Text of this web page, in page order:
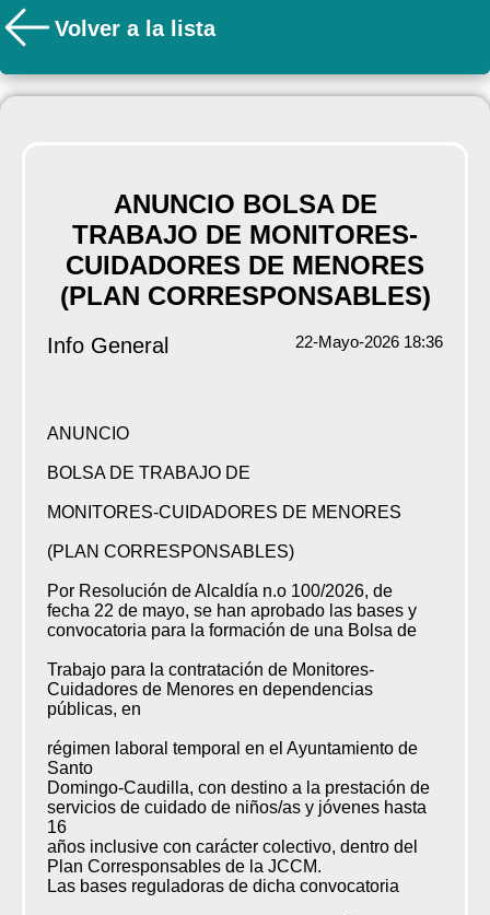
Volver a la lista
ANUNCIO BOLSA DE
TRABAJO DE MONITORES-
CUIDADORES DE MENORES
(PLAN CORRESPONSABLES)
Info General 22-Mayo-2026 18:36
ANUNCIO
BOLSA DE TRABAJO DE
MONITORES-CUIDADORES DE MENORES
(PLAN CORRESPONSABLES)
Por Resolución de Alcaldía n.o 100/2026, de
fecha 22 de mayo, se han aprobado las bases y
convocatoria para la formación de una Bolsa de
Trabajo para la contratación de Monitores-
Cuidadores de Menores en dependencias
públicas, en
régimen laboral temporal en el Ayuntamiento de
Santo
Domingo-Caudilla, con destino a la prestación de
servicios de cuidado de niños/as y jóvenes hasta
16
años inclusive con carácter colectivo, dentro del
Plan Corresponsables de la JCCM.
Las bases reguladoras de dicha convocatoria